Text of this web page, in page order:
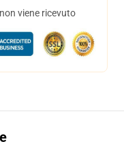
viene ricevuto